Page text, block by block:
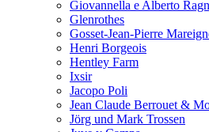
Giovannella e Alberto
Glenrothes
Gosset-Jean-Pierre
Henri Borgeois
Hentley Farm
Ixsir
Jacopo Poli
Jean Claude Berrouet &
Jörg und Mark Trossen